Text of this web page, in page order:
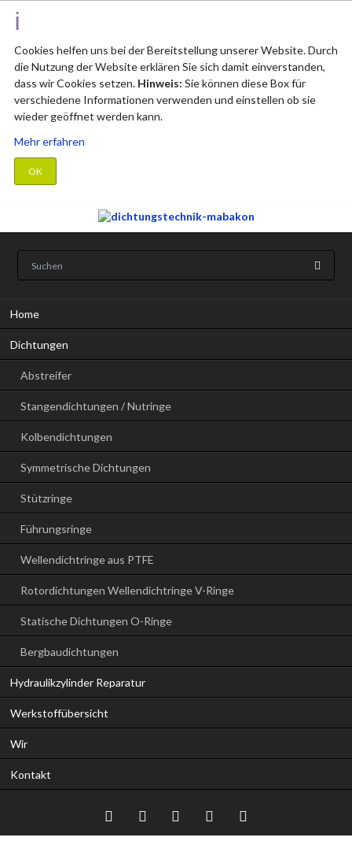
Cookies helfen uns bei der Bereitstellung unserer Website. Durch
die Nutzung der Website erklären Sie sich damit einverstanden,
dass wir Cookies setzen. Hinweis: Sie können diese Box für
verschiedene Informationen verwenden und einstellen ob sie
wieder geöffnet werden kann.
Mehr erfahren
OK
überspringen
Home
Dichtungen
Abstreifer
Stangendichtungen / Nutringe
Kolbendichtungen
Symmetrische Dichtungen
Stützringe
Führungsringe
Wellendichtringe aus PTFE
Rotordichtungen Wellendichtringe V-Ringe
Statische Dichtungen O-Ringe
Bergbaudichtungen
Hydraulikzylinder Reparatur
Werkstoffübersicht
Wir
Kontakt